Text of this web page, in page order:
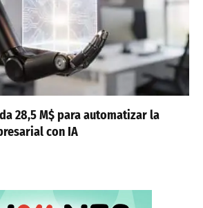
28,5 M$ para automatizar la
con IA